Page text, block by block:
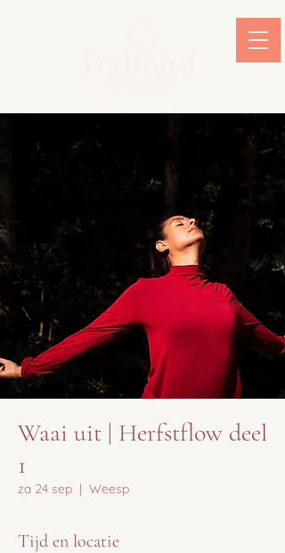
Waai uit | Herfstflow deel
1
za 24 sep
  |
Weesp
Tijd en locatie